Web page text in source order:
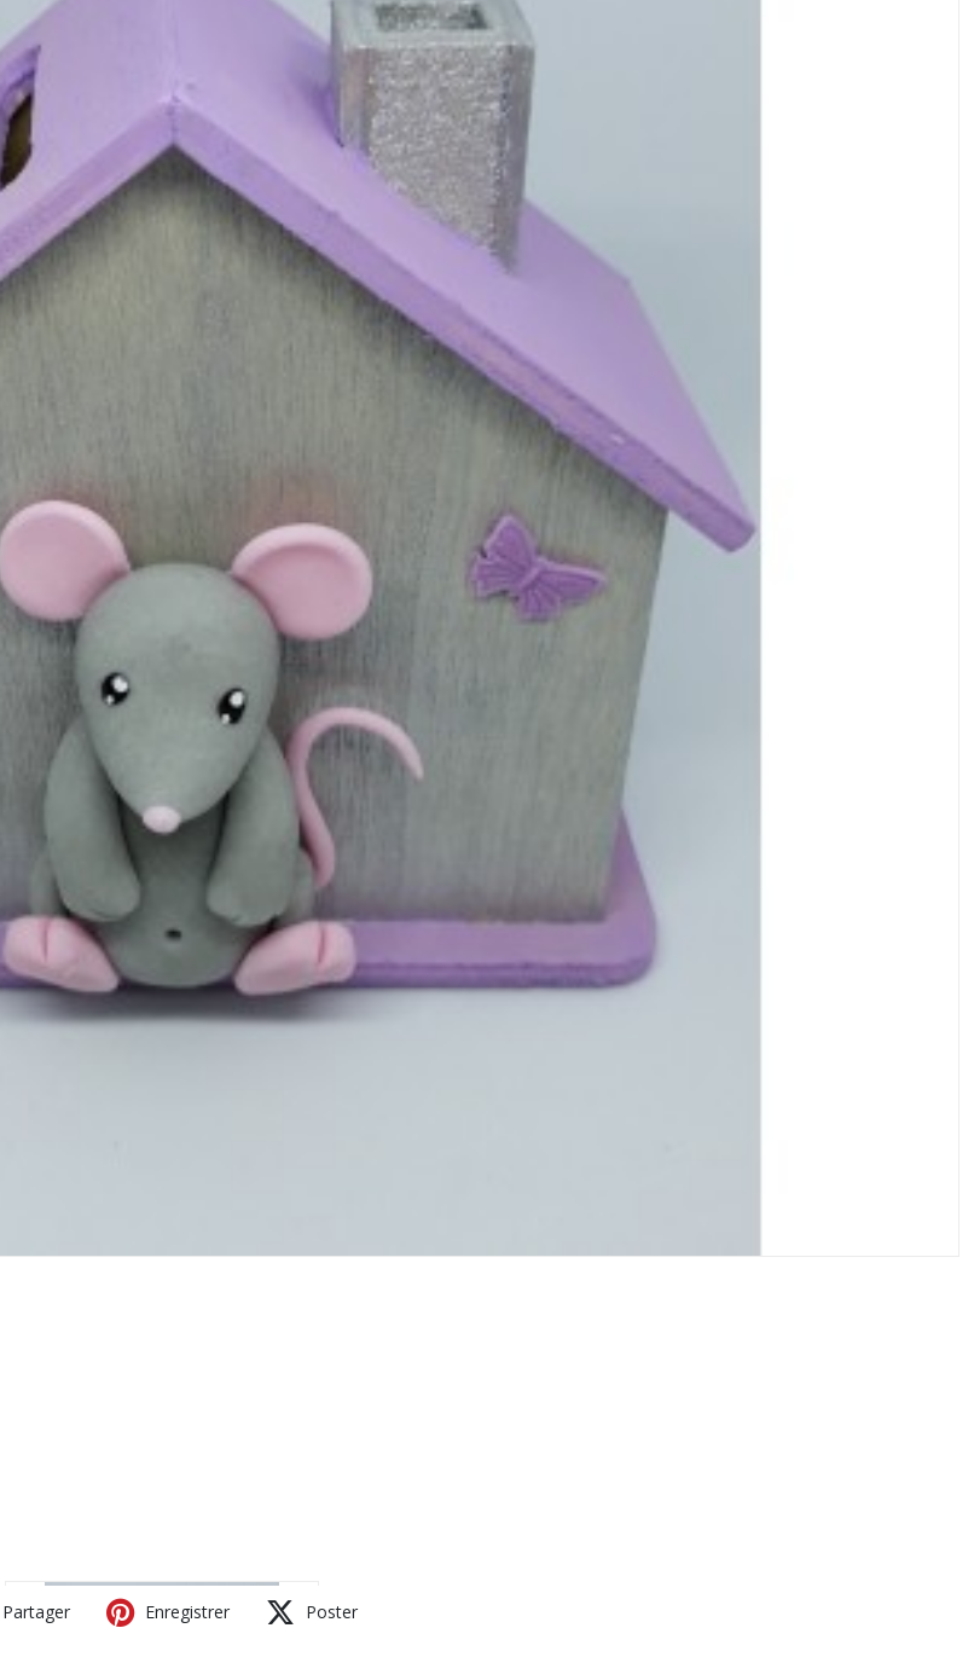
Partager Enregistrer Poster